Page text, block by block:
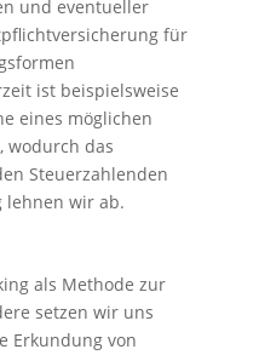
und eventueller
für
ist beispielsweise
eines möglichen
wodurch das
Steuerzahlenden
lehnen wir ab.
als Methode zur
setzen wir uns
Erkundung von